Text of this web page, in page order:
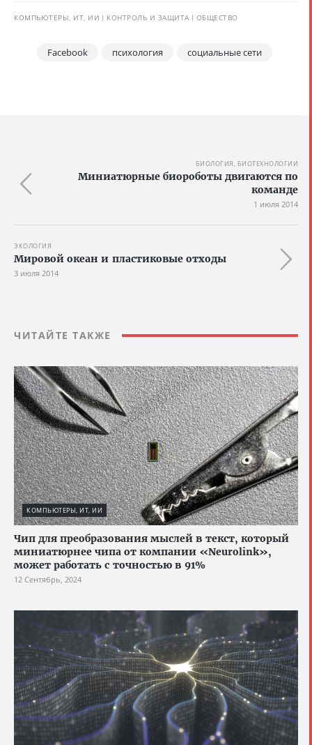
КОМПЬЮТЕРЫ, ИТ, ИИ КОНТРОЛЬ И ЗАЩИТА ОБЩЕСТВО
Facebook психология социальные сети
БИОЛОГИЯ, БИОТЕХНОЛОГИИ
Миниатюрные биороботы двигаются по
команде
1 июля 2014
ЭКОЛОГИЯ
Мировой океан и пластиковые отходы
3 июля 2014
ЧИТАЙТЕ ТАКЖЕ
КОМПЬЮТЕРЫ, ИТ, ИИ
Чип для преобразования мыслей в текст, который
миниатюрнее чипа от компании «Neurolink»,
может работать с точностью в 91%
12 Сентябрь, 2024